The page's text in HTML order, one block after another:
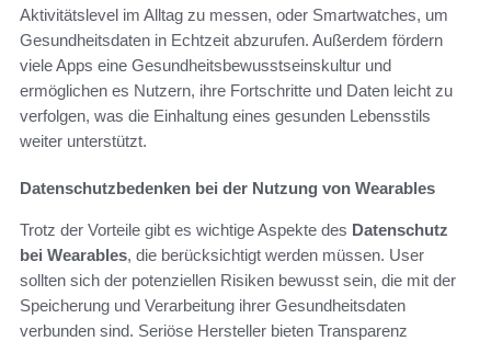
Aktivitätslevel im Alltag zu messen, oder Smartwatches, um
Gesundheitsdaten in Echtzeit abzurufen. Außerdem fördern
viele Apps eine Gesundheitsbewusstseinskultur und
ermöglichen es Nutzern, ihre Fortschritte und Daten leicht zu
verfolgen, was die Einhaltung eines gesunden Lebensstils
weiter unterstützt.
Datenschutzbedenken bei der Nutzung von Wearables
Trotz der Vorteile gibt es wichtige Aspekte des Datenschutz
bei Wearables, die berücksichtigt werden müssen. User
sollten sich der potenziellen Risiken bewusst sein, die mit der
Speicherung und Verarbeitung ihrer Gesundheitsdaten
verbunden sind. Seriöse Hersteller bieten Transparenz